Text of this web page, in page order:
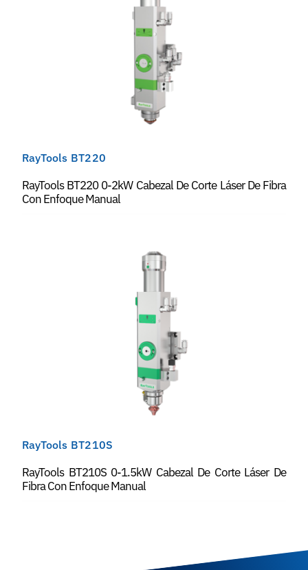
RayTools BT220
RayTools BT220 0-2kW Cabezal De Corte Láser De Fibra
Con Enfoque Manual
RayTools BT210S
RayTools BT210S 0-1.5kW Cabezal De Corte Láser De
Fibra Con Enfoque Manual